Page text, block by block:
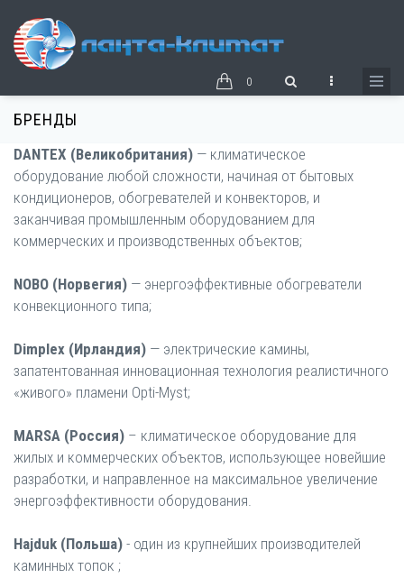
основному
0
БРЕНДЫ
DANTEX (Великобритания) — климатическое
оборудование любой сложности, начиная от бытовых
кондиционеров, обогревателей и конвекторов, и
заканчивая промышленным оборудованием для
коммерческих и производственных объектов;
NOBO (Норвегия) — энергоэффективные обогреватели
конвекционного типа;
Dimplex (Ирландия) — электрические камины,
запатентованная инновационная технология реалистичного
«живого» пламени Opti-Myst;
MARSA (Россия) – климатическое оборудование для
жилых и коммерческих объектов, использующее новейшие
разработки, и направленное на максимальное увеличение
энергоэффективности оборудования.
Hajduk (Польша) - один из крупнейших производителей
каминных топок ;